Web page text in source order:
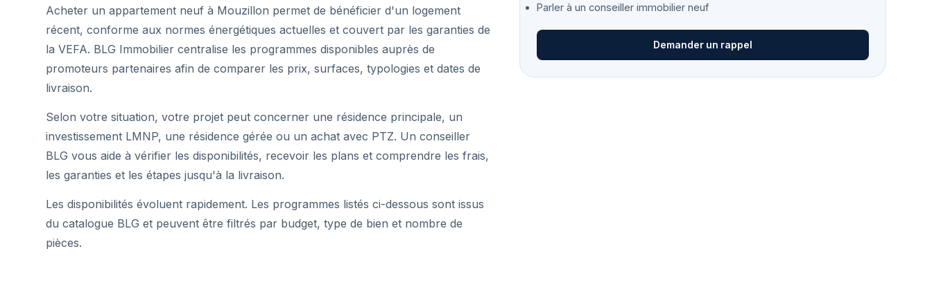
Acheter un appartement neuf à Mouzillon permet de bénéficier d'un logement
récent, conforme aux normes énergétiques actuelles et couvert par les garanties de
la VEFA. BLG Immobilier centralise les programmes disponibles auprès de
promoteurs partenaires afin de comparer les prix, surfaces, typologies et dates de
livraison.
Selon votre situation, votre projet peut concerner une résidence principale, un
investissement LMNP, une résidence gérée ou un achat avec PTZ. Un conseiller
BLG vous aide à vérifier les disponibilités, recevoir les plans et comprendre les frais,
les garanties et les étapes jusqu'à la livraison.
Les disponibilités évoluent rapidement. Les programmes listés ci-dessous sont issus
du catalogue BLG et peuvent être filtrés par budget, type de bien et nombre de
pièces.
Parler à un conseiller immobilier neuf
Demander un rappel